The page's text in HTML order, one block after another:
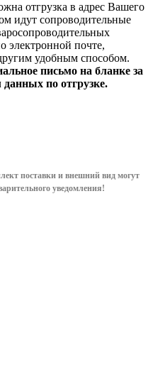
отгрузка в адрес Вашего
идут сопроводительные
электронной почте,
удобным способом.
письмо на бланке за
по отгрузке.
поставки и внешний вид могут
уведомления!